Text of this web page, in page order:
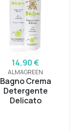
14,90 €
ALMAGREEN
Bagno Crema
Detergente
Delicato